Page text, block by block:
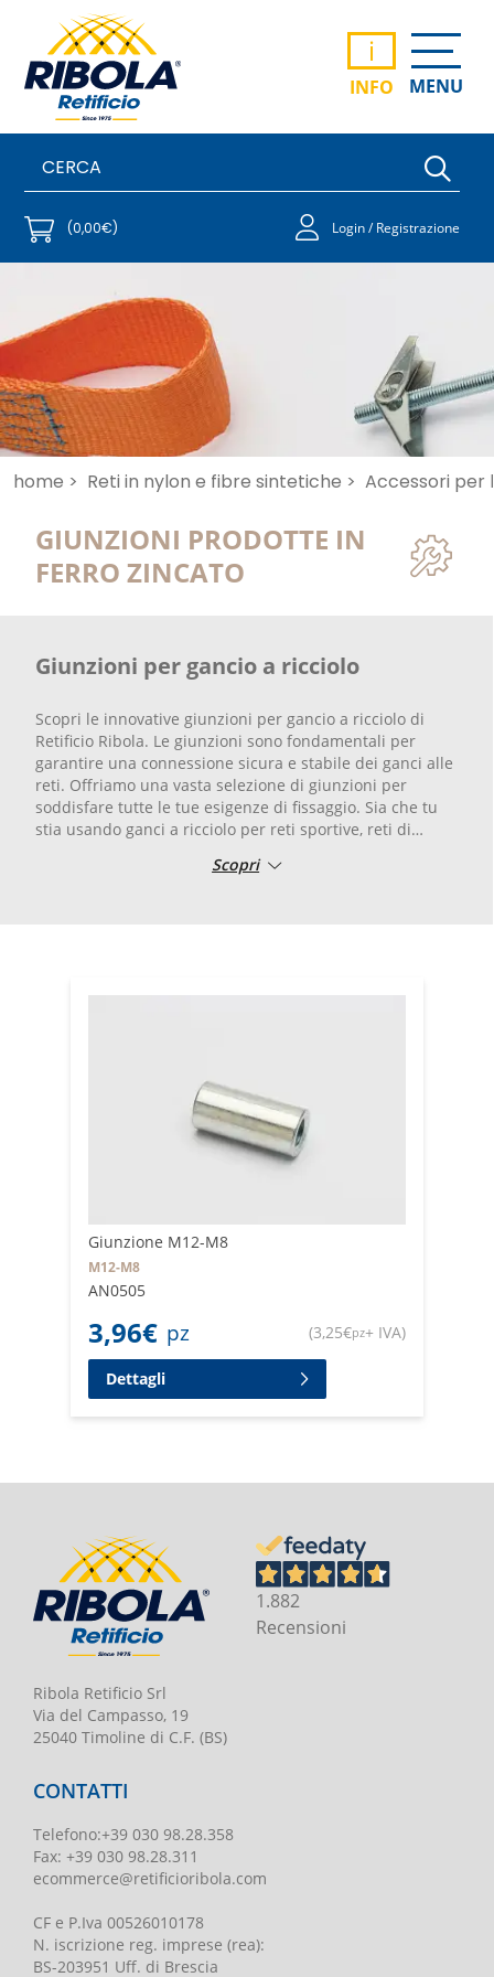
i
INFO MENU
(0,00€) Login / Registrazione
home > Reti in nylon e fibre sintetiche > Accessori per
GIUNZIONI PRODOTTE IN
FERRO ZINCATO
Giunzioni per gancio a ricciolo
Scopri le innovative giunzioni per gancio a ricciolo di
Retificio Ribola. Le giunzioni sono fondamentali per
garantire una connessione sicura e stabile dei ganci alle
reti. Offriamo una vasta selezione di giunzioni per
soddisfare tutte le tue esigenze di fissaggio. Sia che tu
stia usando ganci a ricciolo per reti sportive, reti di
per garantire affidabilità e durata nel tempo.
Scopri
Giunzione M12-M8
M12-M8
AN0505
3,96€ pz (3,25€pz+ IVA)
Dettagli
Ribola Retificio Srl
Via del Campasso, 19
25040 Timoline di C.F. (BS)
1.882
Recensioni
CONTATTI
Telefono:+39 030 98.28.358
Fax: +39 030 98.28.311
ecommerce@retificioribola.com
CF e P.Iva 00526010178
N. iscrizione reg. imprese (rea):
BS-203951 Uff. di Brescia